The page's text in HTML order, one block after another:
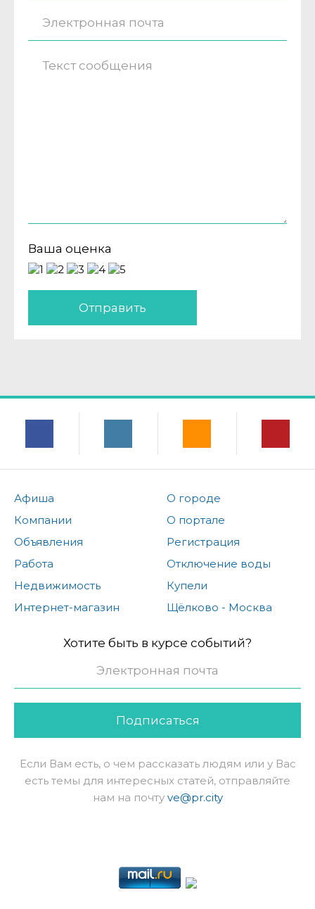
Ваша оценка
Отправить
Афиша
Компании
Объявления
Работа
Недвижимость
Интернет-магазин
О городе
О портале
Регистрация
Отключение воды
Купели
Щёлково - Москва
Хотите быть в курсе событий?
Подписаться
Если Вам есть, о чем рассказать людям или у Вас
есть темы для интересных статей, отправляйте
нам на почту ve@pr.city